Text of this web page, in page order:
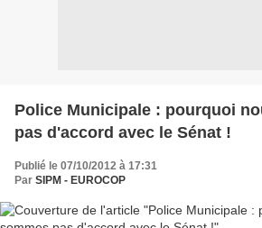
Police Municipale : pourquoi
pas d'accord avec le Sénat !
Publié le 07/10/2012 à 17:31
Par SIPM - EUROCOP